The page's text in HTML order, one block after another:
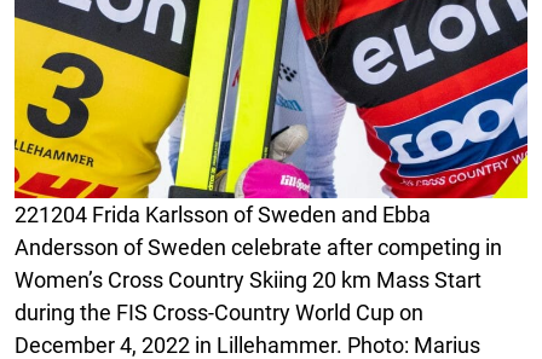
221204 Frida Karlsson of Sweden and Ebba
Andersson of Sweden celebrate after competing in
Women’s Cross Country Skiing 20 km Mass Start
during the FIS Cross-Country World Cup on
December 4, 2022 in Lillehammer. Photo: Marius